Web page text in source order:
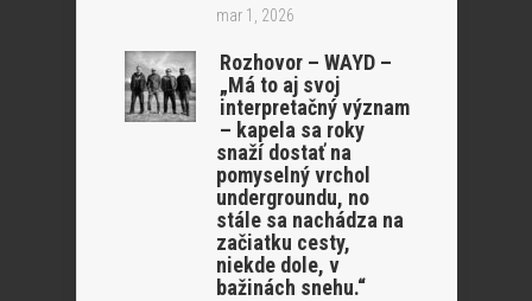
mar 1, 2026
Rozhovor – WAYD –
„Má to aj svoj
interpretačný význam
– kapela sa roky
snaží dostať na
pomyselný vrchol
undergroundu, no
stále sa nachádza na
začiatku cesty,
niekde dole, v
bažinách snehu.“